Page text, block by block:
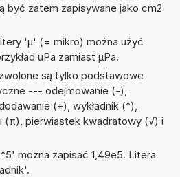
być zatem zapisywane jako cm2
'µ' (= mikro) można użyć
uPa zamiast µPa.
są tylko podstawowe
--- odejmowanie (-),
(+), wykładnik (^),
(π), pierwiastek kwadratowy (√) i
można zapisać 1,49e5. Litera